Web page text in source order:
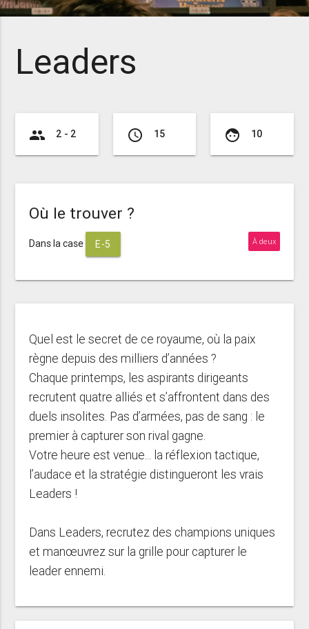
Leaders
group 2 - 2 access_time 15 face 10
Où le trouver ?
Dans la case E-5 À deux
Quel est le secret de ce royaume, où la paix
règne depuis des milliers d’années ?
Chaque printemps, les aspirants dirigeants
recrutent quatre alliés et s’affrontent dans des
duels insolites. Pas d’armées, pas de sang : le
premier à capturer son rival gagne.
Votre heure est venue... la réflexion tactique,
l’audace et la stratégie distingueront les vrais
Leaders !
Dans Leaders, recrutez des champions uniques
et manœuvrez sur la grille pour capturer le
leader ennemi.